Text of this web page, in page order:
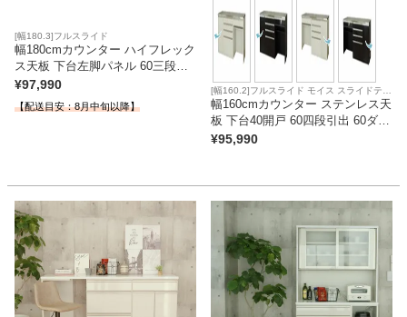
[幅180.3]フルスライド
幅180cmカウンター ハイフレック
ス天板 下台左脚パネル 60三段引
出 80開戸 ネオ
¥97,990
【配送目安：8月中旬以降】
[幅160.2]フルスライド モイス スライドテー
ブル
幅160cmカウンター ステンレス天
板 下台40開戸 60四段引出 60ダス
ト ネオ
¥95,990